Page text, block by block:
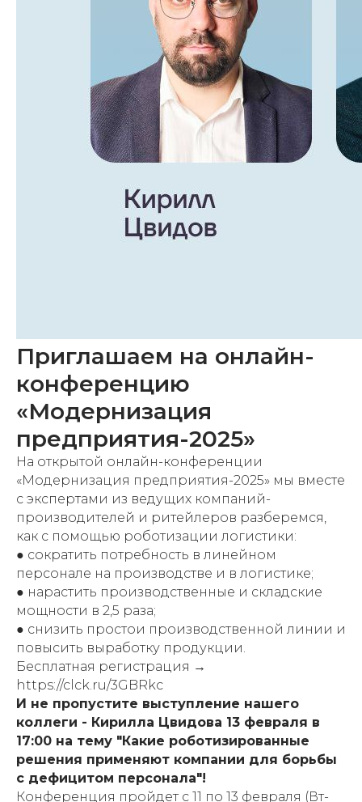
Приглашаем на онлайн-
конференцию
«Модернизация
предприятия-2025»
На открытой онлайн-конференции
«Модернизация предприятия-2025» мы вместе
с экспертами из ведущих компаний-
производителей и ритейлеров разберемся,
как с помощью роботизации логистики:
● сократить потребность в линейном
персонале на производстве и в логистике;
● нарастить производственные и складские
мощности в 2,5 раза;
● снизить простои производственной линии и
повысить выработку продукции.
Бесплатная регистрация →
https://clck.ru/3GBRkc
И не пропустите выступление нашего
коллеги - Кирилла Цвидова 13 февраля в
17:00 на тему "Какие роботизированные
решения применяют компании для борьбы
с дефицитом персонала"!
️Конференция пройдет с 11 по 13 февраля (Вт-